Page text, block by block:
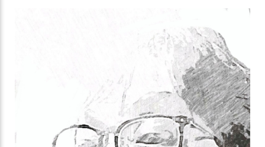
Sketchbook5, 스케치북5